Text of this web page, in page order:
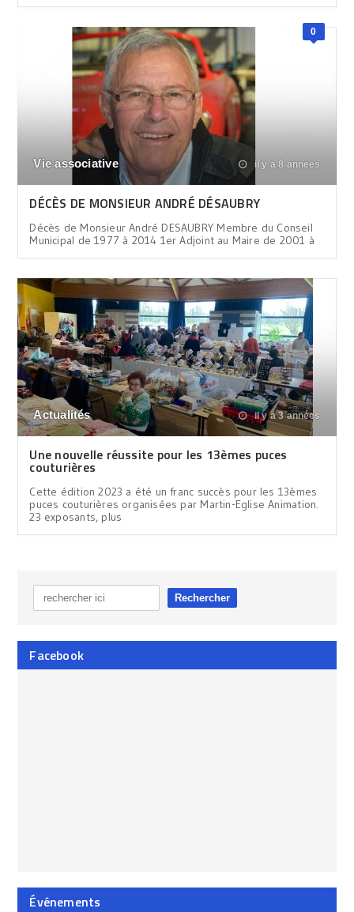
0
Vie associative il y a 8 années
DÉCÈS DE MONSIEUR ANDRÉ DÉSAUBRY
Décès de Monsieur André DESAUBRY Membre du Conseil
Municipal de 1977 à 2014 1er Adjoint au Maire de 2001 à
Actualités il y a 3 années
Une nouvelle réussite pour les 13èmes puces
couturières
Cette édition 2023 a été un franc succès pour les 13èmes
puces couturières organisées par Martin-Eglise Animation.
23 exposants, plus
Facebook
Événements